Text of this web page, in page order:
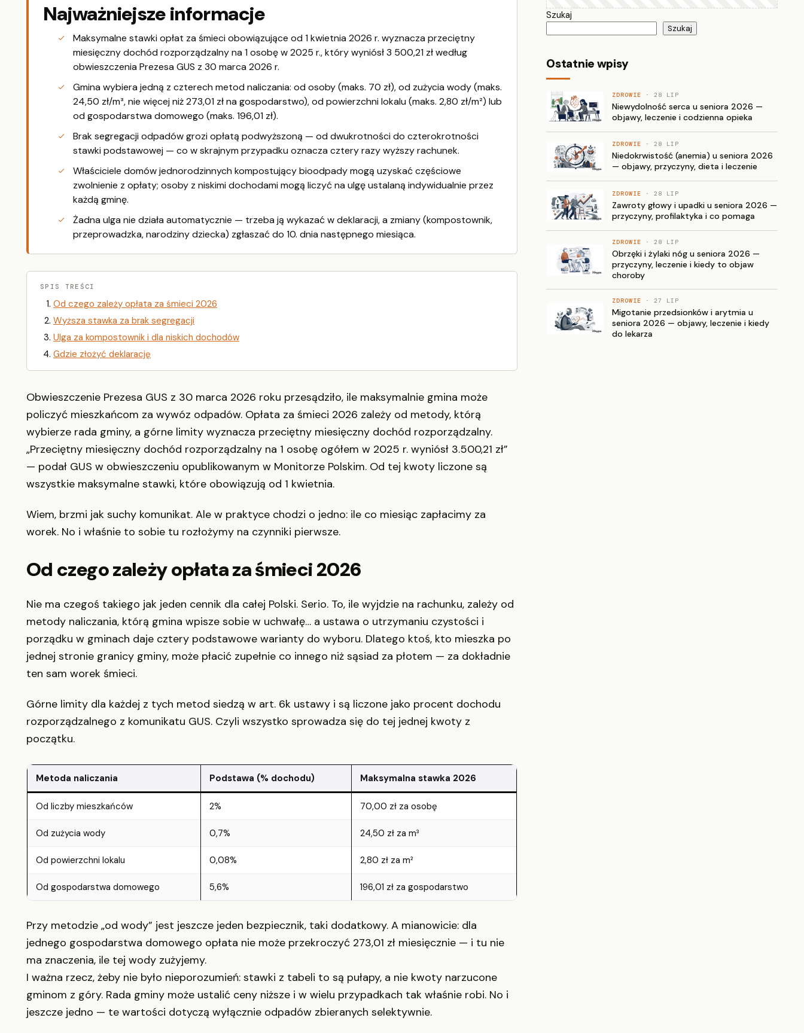
Najważniejsze informacje
Maksymalne stawki opłat za śmieci obowiązujące od 1 kwietnia 2026 r. wyznacza przeciętny
miesięczny dochód rozporządzalny na 1 osobę w 2025 r., który wyniósł 3 500,21 zł według
obwieszczenia Prezesa GUS z 30 marca 2026 r.
Gmina wybiera jedną z czterech metod naliczania: od osoby (maks. 70 zł), od zużycia wody (maks.
24,50 zł/m³, nie więcej niż 273,01 zł na gospodarstwo), od powierzchni lokalu (maks. 2,80 zł/m²) lub
od gospodarstwa domowego (maks. 196,01 zł).
Brak segregacji odpadów grozi opłatą podwyższoną — od dwukrotności do czterokrotności
stawki podstawowej — co w skrajnym przypadku oznacza cztery razy wyższy rachunek.
Właściciele domów jednorodzinnych kompostujący bioodpady mogą uzyskać częściowe
zwolnienie z opłaty; osoby z niskimi dochodami mogą liczyć na ulgę ustalaną indywidualnie przez
każdą gminę.
Żadna ulga nie działa automatycznie — trzeba ją wykazać w deklaracji, a zmiany (kompostownik,
przeprowadzka, narodziny dziecka) zgłaszać do 10. dnia następnego miesiąca.
SPIS TREŚCI
Od czego zależy opłata za śmieci 2026
Wyższa stawka za brak segregacji
Ulga za kompostownik i dla niskich dochodów
Gdzie złożyć deklarację
Obwieszczenie Prezesa GUS z 30 marca 2026 roku przesądziło, ile maksymalnie gmina może
policzyć mieszkańcom za wywóz odpadów. Opłata za śmieci 2026 zależy od metody, którą
wybierze rada gminy, a górne limity wyznacza przeciętny miesięczny dochód rozporządzalny.
„Przeciętny miesięczny dochód rozporządzalny na 1 osobę ogółem w 2025 r. wyniósł 3.500,21 zł”
— podał GUS w obwieszczeniu opublikowanym w Monitorze Polskim. Od tej kwoty liczone są
wszystkie maksymalne stawki, które obowiązują od 1 kwietnia.
Wiem, brzmi jak suchy komunikat. Ale w praktyce chodzi o jedno: ile co miesiąc zapłacimy za
worek. No i właśnie to sobie tu rozłożymy na czynniki pierwsze.
Od czego zależy opłata za śmieci 2026
Nie ma czegoś takiego jak jeden cennik dla całej Polski. Serio. To, ile wyjdzie na rachunku, zależy od
metody naliczania, którą gmina wpisze sobie w uchwałę… a ustawa o utrzymaniu czystości i
porządku w gminach daje cztery podstawowe warianty do wyboru. Dlatego ktoś, kto mieszka po
jednej stronie granicy gminy, może płacić zupełnie co innego niż sąsiad za płotem — za dokładnie
ten sam worek śmieci.
Górne limity dla każdej z tych metod siedzą w art. 6k ustawy i są liczone jako procent dochodu
rozporządzalnego z komunikatu GUS. Czyli wszystko sprowadza się do tej jednej kwoty z
początku.
Metoda naliczania Podstawa (% dochodu) Maksymalna stawka 2026
Od liczby mieszkańców 2% 70,00 zł za osobę
Od zużycia wody 0,7% 24,50 zł za m³
Od powierzchni lokalu 0,08% 2,80 zł za m²
Od gospodarstwa domowego 5,6% 196,01 zł za gospodarstwo
Przy metodzie „od wody” jest jeszcze jeden bezpiecznik, taki dodatkowy. A mianowicie: dla
jednego gospodarstwa domowego opłata nie może przekroczyć 273,01 zł miesięcznie — i tu nie
ma znaczenia, ile tej wody zużyjemy.
I ważna rzecz, żeby nie było nieporozumień: stawki z tabeli to są pułapy, a nie kwoty narzucone
gminom z góry. Rada gminy może ustalić ceny niższe i w wielu przypadkach tak właśnie robi. No i
jeszcze jedno — te wartości dotyczą wyłącznie odpadów zbieranych selektywnie.
Szukaj
Szukaj
Ostatnie wpisy
ZDROWIE · 28 LIP
Niewydolność serca u seniora 2026 —
objawy, leczenie i codzienna opieka
ZDROWIE · 28 LIP
Niedokrwistość (anemia) u seniora 2026
— objawy, przyczyny, dieta i leczenie
ZDROWIE · 28 LIP
Zawroty głowy i upadki u seniora 2026 —
przyczyny, profilaktyka i co pomaga
ZDROWIE · 28 LIP
Obrzęki i żylaki nóg u seniora 2026 —
przyczyny, leczenie i kiedy to objaw
choroby
ZDROWIE · 27 LIP
Migotanie przedsionków i arytmia u
seniora 2026 — objawy, leczenie i kiedy
do lekarza